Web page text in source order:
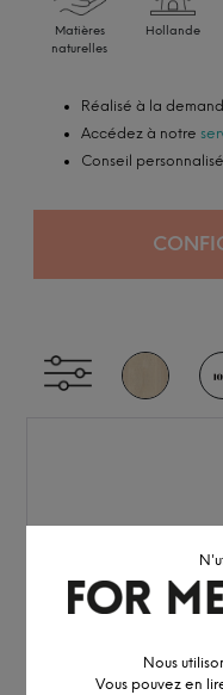
Nous
Vous pouvez en
Matières
naturelles
Hollande
Réalisé à la
Accédez à notre
Conseil